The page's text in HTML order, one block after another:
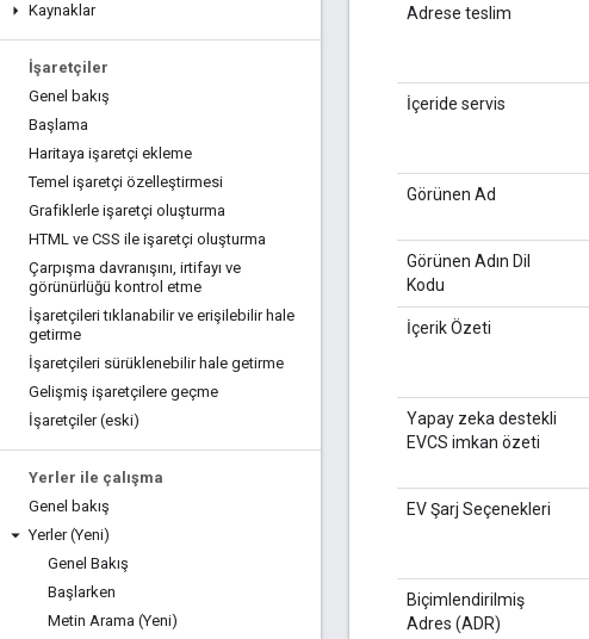
Kaynaklar
İşaretçiler
Genel bakış
Başlama
Haritaya işaretçi ekleme
Temel işaretçi özelleştirmesi
Grafiklerle işaretçi oluşturma
HTML ve CSS ile işaretçi oluşturma
Çarpışma davranışını, irtifayı ve
görünürlüğü kontrol etme
İşaretçileri tıklanabilir ve erişilebilir hale
getirme
İşaretçileri sürüklenebilir hale getirme
Gelişmiş işaretçilere geçme
İşaretçiler (eski)
Yerler ile çalışma
Genel bakış
Yerler (Yeni)
Genel Bakış
Başlarken
Metin Arama (Yeni)
Adrese teslim
İçeride servis
Görünen Ad
Görünen Adın Dil
Kodu
İçerik Özeti
Yapay zeka destekli
EVCS imkan özeti
EV Şarj Seçenekleri
Biçimlendirilmiş
Adres (ADR)